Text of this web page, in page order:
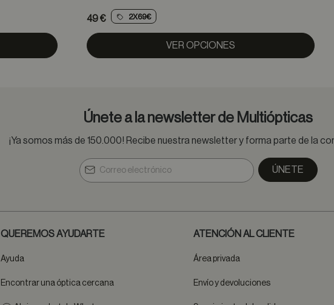
49 € 2X69€
VER OPCIONES
Únete a la newsletter de Multiópticas
¡Ya somos más de 150.000! Recibe nuestra newsletter y forma parte de la
ÚNETE
QUEREMOS AYUDARTE
Ayuda
Encontrar una óptica cercana
ATENCIÓN AL CLIENTE
Área privada
Envío y devoluciones